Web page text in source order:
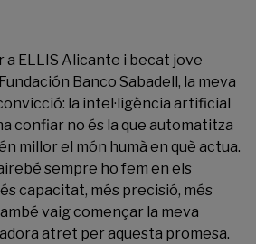
a ELLIS Alicante i becat jove
Fundación Banco Sabadell , la meva
la intel·ligència artificial
confiar no és la que automatitza
millor el món humà en què actua.
sempre ho fem en els
capacitat, més precisió, més
vaig començar la meva
atret per aquesta promesa.